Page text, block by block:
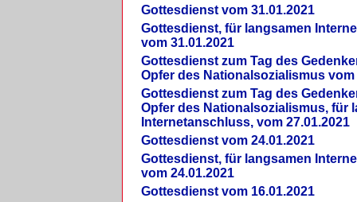
Gottesdienst vom 31.01.2021
Gottesdienst, für langsamen
vom 31.01.2021
Gottesdienst zum Tag des
Opfer des Nationalsozialismus vom
Gottesdienst zum Tag des
Opfer des Nationalsozialismus, für
Internetanschluss, vom 27.01.2021
Gottesdienst vom 24.01.2021
Gottesdienst, für langsamen
vom 24.01.2021
Gottesdienst vom 16.01.2021